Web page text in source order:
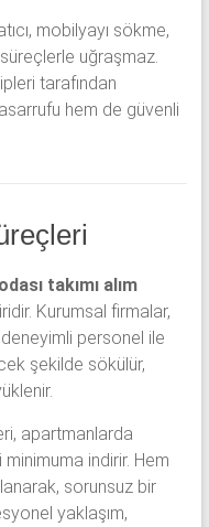
mobilyayı sökme,
uğraşmaz.
tarafından
hem de güvenli
takımı alım
Kurumsal firmalar,
personel ile
şekilde sökülür,
apartmanlarda
indirir. Hem
sorunsuz bir
yaklaşım,